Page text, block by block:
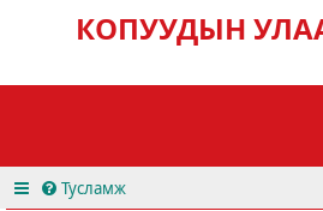
КОПУУДЫН
Тусламж